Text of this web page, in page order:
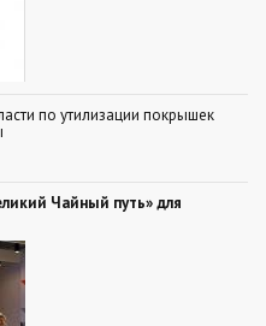
по утилизации покрышек
Чайный путь» для